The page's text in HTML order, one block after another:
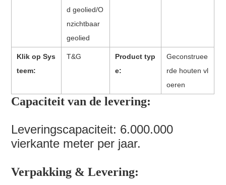
d geolied/O
nzichtbaar
geolied
Klik op Sys
teem:
T&G
Product typ
e:
Geconstruee
rde houten vl
oeren
Capaciteit van de levering:
Leveringscapaciteit: 6.000.000
vierkante meter per jaar.
Verpakking & Levering: